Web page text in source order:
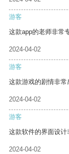
游客
这款app的老师非常
2024-04-02
游客
这款游戏的剧情非常
2024-04-02
游客
这款软件的界面设计
2024-04-02